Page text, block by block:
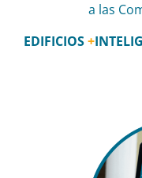
a las
EDIFICIOS+